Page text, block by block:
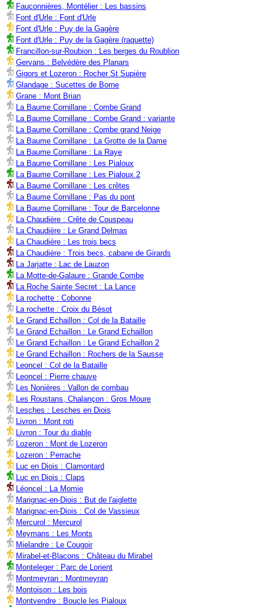
Fauconnières, Montélier : Les bassins
Font d'Urle : Font d'Urle
Font d'Urle : Puy de la Gagère
Font d'Urle : Puy de la Gagère (raquette)
Francillon-sur-Roubion : Les berges du Roublion
Gervans : Belvédère des Planars
Gigors et Lozeron : Rocher St Supière
Glandage : Sucettes de Borne
Grane : Mont Brian
La Baume Cornillane : Combe Grand
La Baume Cornillane : Combe Grand : variante
La Baume Cornillane : Combe grand Neige
La Baume Cornillane : La Grotte de la Dame
La Baume Cornillane : La Raye
La Baume Cornillane : Les Pialoux
La Baume Cornillane : Les Pialoux 2
La Baume Cornillane : Les crêtes
La Baume Cornillane : Pas du pont
La Baume Cornillane : Tour de Barcelonne
La Chaudière : Crête de Couspeau
La Chaudière : Le Grand Delmas
La Chaudière : Les trois becs
La Chaudière : Trois becs, cabane de Girards
La Jarjatte : Lac de Lauzon
La Motte-de-Galaure : Grande Combe
La Roche Sainte Secret : La Lance
La rochette : Cobonne
La rochette : Croix du Bésot
Le Grand Echaillon : Col de la Bataille
Le Grand Echaillon : Le Grand Echaillon
Le Grand Echaillon : Le Grand Echaillon 2
Le Grand Echaillon : Rochers de la Sausse
Leoncel : Col de la Bataille
Leoncel : Pierre chauve
Les Nonières : Vallon de combau
Les Roustans, Chalançon : Gros Moure
Lesches : Lesches en Diois
Livron : Mont roti
Livron : Tour du diable
Lozeron : Mont de Lozeron
Lozeron : Perrache
Luc en Diois : Clamontard
Luc en Diois : Claps
Léoncel : La Momie
Marignac-en-Diois : But de l'aiglette
Marignac-en-Diois : Col de Vassieux
Mercurol : Mercurol
Meymans : Les Monts
Mielandre : Le Cougoir
Mirabel-et-Blacons : Château du Mirabel
Monteleger : Parc de Lorient
Montmeyran : Montmeyran
Montoison : Les bois
Montvendre : Boucle les Pialoux